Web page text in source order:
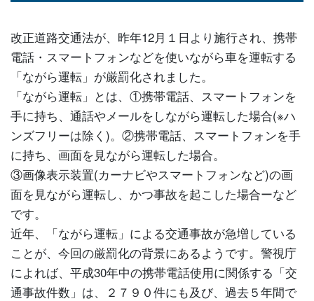
改正道路交通法が、昨年12月１日より施行され、携帯
電話・スマートフォンなどを使いながら車を運転する
「ながら運転」が厳罰化されました。
「ながら運転」とは、①携帯電話、スマートフォンを
手に持ち、通話やメールをしながら運転した場合(※ハ
ンズフリーは除く)。②携帯電話、スマートフォンを手
に持ち、画面を見ながら運転した場合。
③画像表示装置(カーナビやスマートフォンなど)の画
面を見ながら運転し、かつ事故を起こした場合ーなど
です。
近年、「ながら運転」による交通事故が急増している
ことが、今回の厳罰化の背景にあるようです。警視庁
によれば、平成30年中の携帯電話使用に関係する「交
通事故件数」は、２７９０件にも及び、過去５年間で